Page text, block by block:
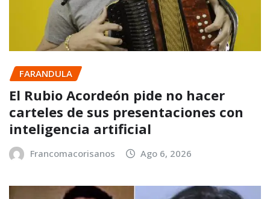
FARANDULA
El Rubio Acordeón pide no hacer
carteles de sus presentaciones con
inteligencia artificial
Francomacorisanos Ago 6, 2026